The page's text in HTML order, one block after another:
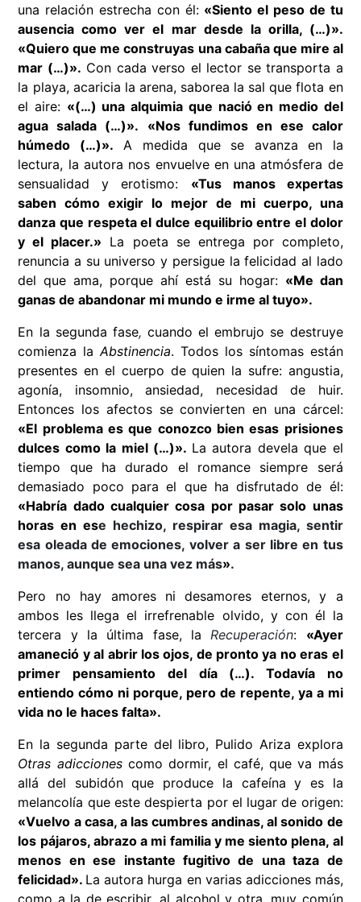
una relación estrecha con él: «Siento el peso de tu
ausencia como ver el mar desde la orilla, (…)».
«Quiero que me construyas una cabaña que mire al
mar (…)». Con cada verso el lector se transporta a
la playa, acaricia la arena, saborea la sal que flota en
el aire: «(…) una alquimia que nació en medio del
agua salada (…)». «Nos fundimos en ese calor
húmedo (…)». A medida que se avanza en la
lectura, la autora nos envuelve en una atmósfera de
sensualidad y erotismo: «Tus manos expertas
saben cómo exigir lo mejor de mi cuerpo, una
danza que respeta el dulce equilibrio entre el dolor
y el placer.» La poeta se entrega por completo,
renuncia a su universo y persigue la felicidad al lado
del que ama, porque ahí está su hogar: «Me dan
ganas de abandonar mi mundo e irme al tuyo».
En la segunda fase, cuando el embrujo se destruye
comienza laAbstinencia. Todos los síntomas están
presentes en el cuerpo de quien la sufre: angustia,
agonía, insomnio, ansiedad, necesidad de huir.
Entonces los afectos se convierten en una cárcel:
«El problema es que conozco bien esas prisiones
dulces como la miel (…)». La autora devela que el
tiempo que ha durado el romance siempre será
demasiado poco para el que ha disfrutado de él:
«Habría dado cualquier cosa por pasar solo unas
horas en ese hechizo, respirar esa magia, sentir
esa oleada de emociones, volver a ser libre en tus
manos, aunque sea una vez más».
Pero no hay amores ni desamores eternos, y a
ambos les llega el irrefrenable olvido, y con él la
tercera y la última fase, laRecuperación: «Ayer
amaneció y al abrir los ojos, de pronto ya no eras el
primer pensamiento del día (…). Todavía no
entiendo cómo ni porque, pero de repente, ya a mi
vida no le haces falta».
En la segunda parte del libro, Pulido Ariza explora
Otras adiccionescomo dormir, el café, que va más
allá del subidón que produce la cafeína y es la
melancolía que este despierta por el lugar de origen:
«Vuelvo a casa, a las cumbres andinas, al sonido de
los pájaros, abrazo a mi familia y me siento plena, al
menos en ese instante fugitivo de una taza de
felicidad». La autora hurga en varias adicciones más,